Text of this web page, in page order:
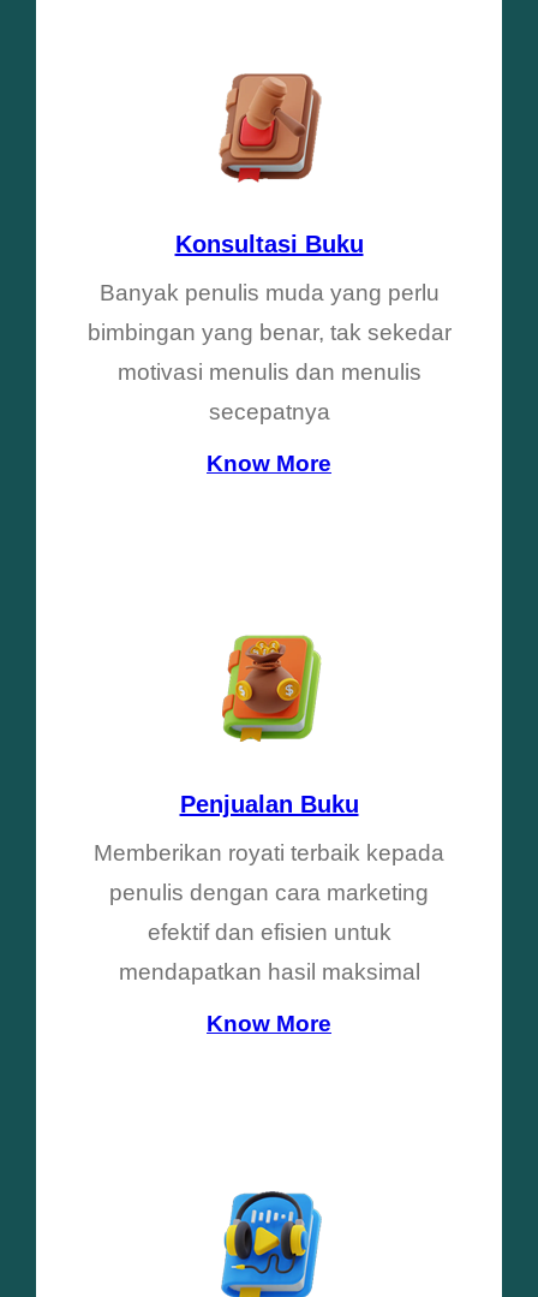
Konsultasi Buku
Banyak penulis muda yang perlu
bimbingan yang benar, tak sekedar
motivasi menulis dan menulis
secepatnya
Know More
Penjualan Buku
Memberikan royati terbaik kepada
penulis dengan cara marketing
efektif dan efisien untuk
mendapatkan hasil maksimal
Know More